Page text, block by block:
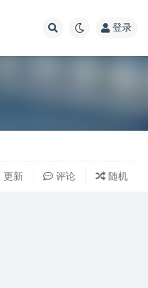
登录
更新 评论 随机